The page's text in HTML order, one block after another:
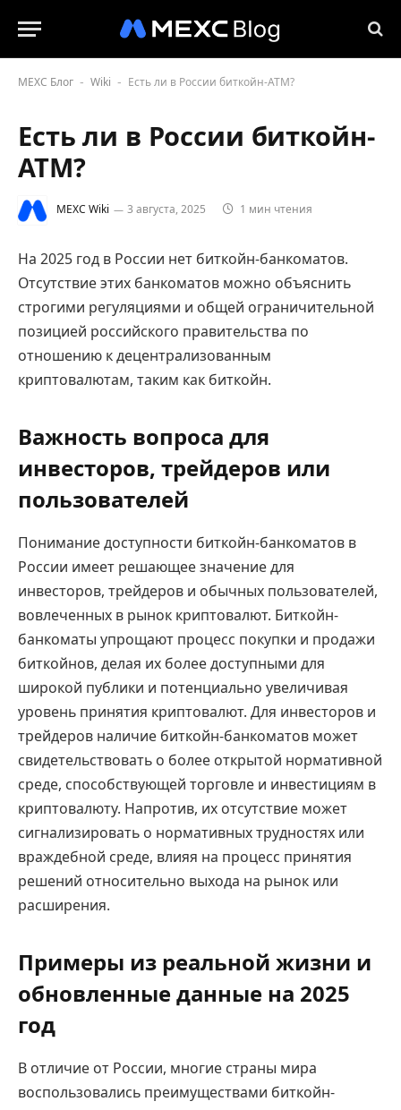
MEXC Блог - Wiki - Есть ли в России биткойн-АТМ?
Есть ли в России биткойн-
АТМ?
MEXC Wiki 3 августа, 2025 1 мин чтения
На 2025 год в России нет биткойн-банкоматов.
Отсутствие этих банкоматов можно объяснить
строгими регуляциями и общей ограничительной
позицией российского правительства по
отношению к децентрализованным
криптовалютам, таким как биткойн.
Важность вопроса для
инвесторов, трейдеров или
пользователей
Понимание доступности биткойн-банкоматов в
России имеет решающее значение для
инвесторов, трейдеров и обычных пользователей,
вовлеченных в рынок криптовалют. Биткойн-
банкоматы упрощают процесс покупки и продажи
биткойнов, делая их более доступными для
широкой публики и потенциально увеличивая
уровень принятия криптовалют. Для инвесторов и
трейдеров наличие биткойн-банкоматов может
свидетельствовать о более открытой нормативной
среде, способствующей торговле и инвестициям в
криптовалюту. Напротив, их отсутствие может
сигнализировать о нормативных трудностях или
враждебной среде, влияя на процесс принятия
решений относительно выхода на рынок или
расширения.
Примеры из реальной жизни и
обновленные данные на 2025
год
В отличие от России, многие страны мира
воспользовались преимуществами биткойн-